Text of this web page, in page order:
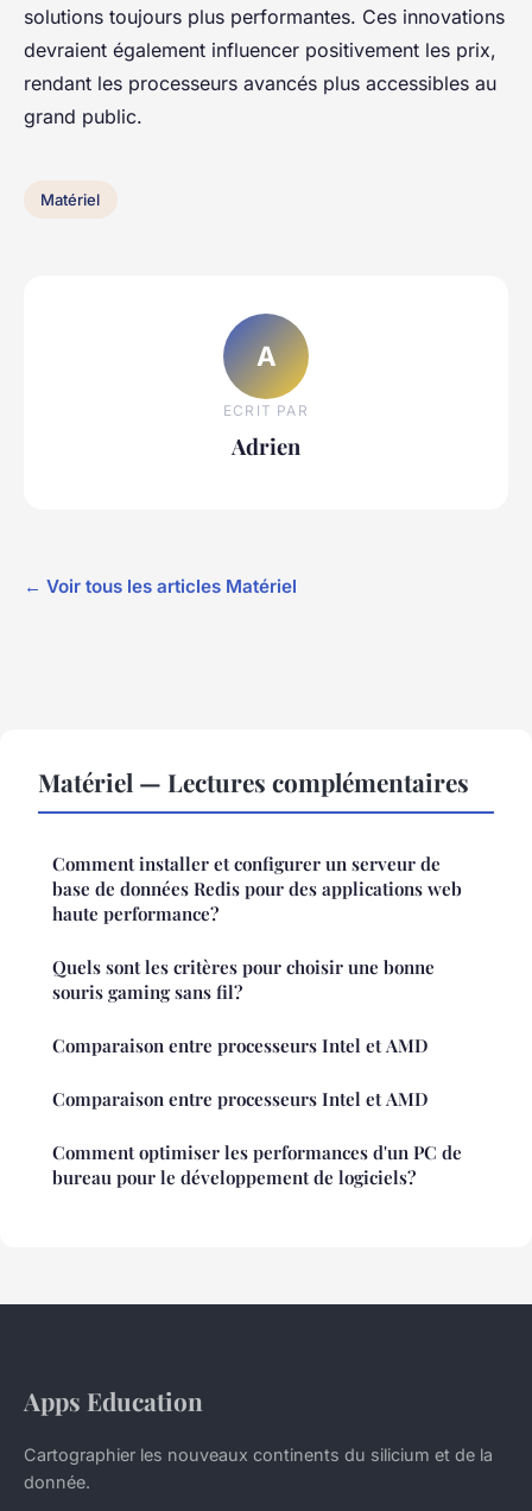
solutions toujours plus performantes. Ces innovations
devraient également influencer positivement les prix,
rendant les processeurs avancés plus accessibles au
grand public.
Matériel
A
ECRIT PAR
Adrien
← Voir tous les articles Matériel
Matériel — Lectures complémentaires
Comment installer et configurer un serveur de
base de données Redis pour des applications web
haute performance?
Quels sont les critères pour choisir une bonne
souris gaming sans fil?
Comparaison entre processeurs Intel et AMD
Comparaison entre processeurs Intel et AMD
Comment optimiser les performances d'un PC de
bureau pour le développement de logiciels?
Apps Education
Cartographier les nouveaux continents du silicium et de la
donnée.